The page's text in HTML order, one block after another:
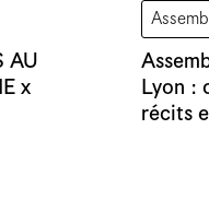
AU
x
Lyon :
récits